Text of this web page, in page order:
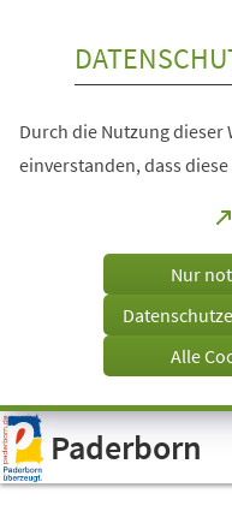
Visuelle
Assistenzsoftware
öffnen.
Durch die Nutzung dieser
einverstanden, dass
Nur
Alle
Paderborn